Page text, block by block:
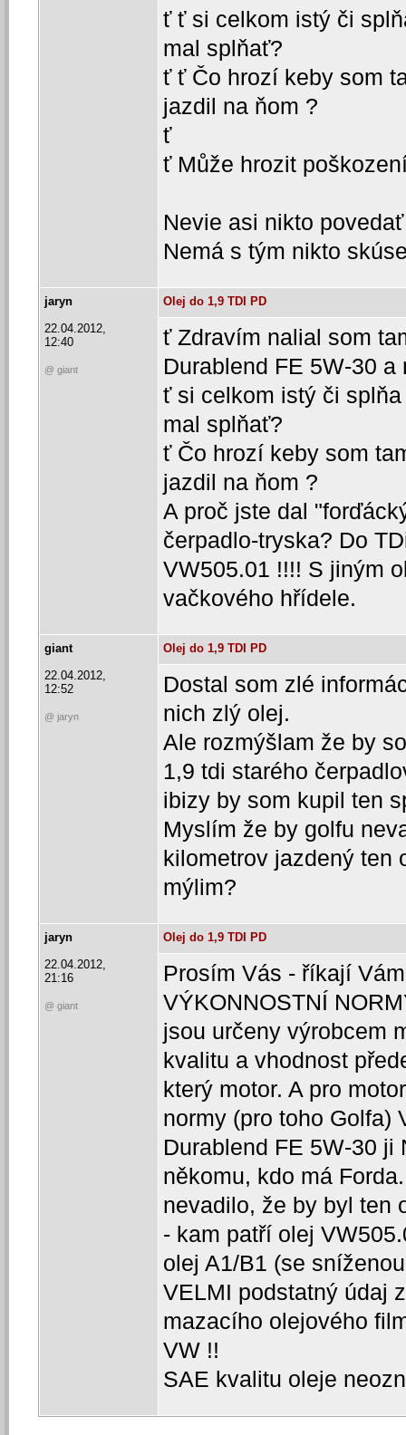
ť ť si celkom istý či
mal splňať?
ť ť Čo hrozí keby som
jazdil na ňom ?
ť
ť Může hrozit
Nevie asi nikto
Nemá s tým nikto
jaryn
22.04.2012,
12:40
@ giant
Olej do 1,9 TDI PD
ť Zdravím nalial som
Durablend FE 5W-30 a
ť si celkom istý či
mal splňať?
ť Čo hrozí keby som
jazdil na ňom ?
A proč jste dal
čerpadlo-tryska? Do
VW505.01 !!!! S jiným
vačkového hřídele.
giant
22.04.2012,
12:52
@ jaryn
Olej do 1,9 TDI PD
Dostal som zlé
nich zlý olej.
Ale rozmýšlam že by
1,9 tdi starého
ibizy by som kupil ten
Myslím že by golfu
kilometrov jazdený ten
mýlim?
jaryn
22.04.2012,
21:16
@ giant
Olej do 1,9 TDI PD
Prosím Vás - říkají
VÝKONNOSTNÍ
jsou určeny výrobcem
kvalitu a vhodnost
který motor. A pro
normy (pro toho Golfa)
Durablend FE 5W-30 ji
někomu, kdo má
nevadilo, že by byl ten
- kam patří olej
olej A1/B1 (se
VELMI podstatný údaj
mazacího olejového
VW !!
SAE kvalitu oleje